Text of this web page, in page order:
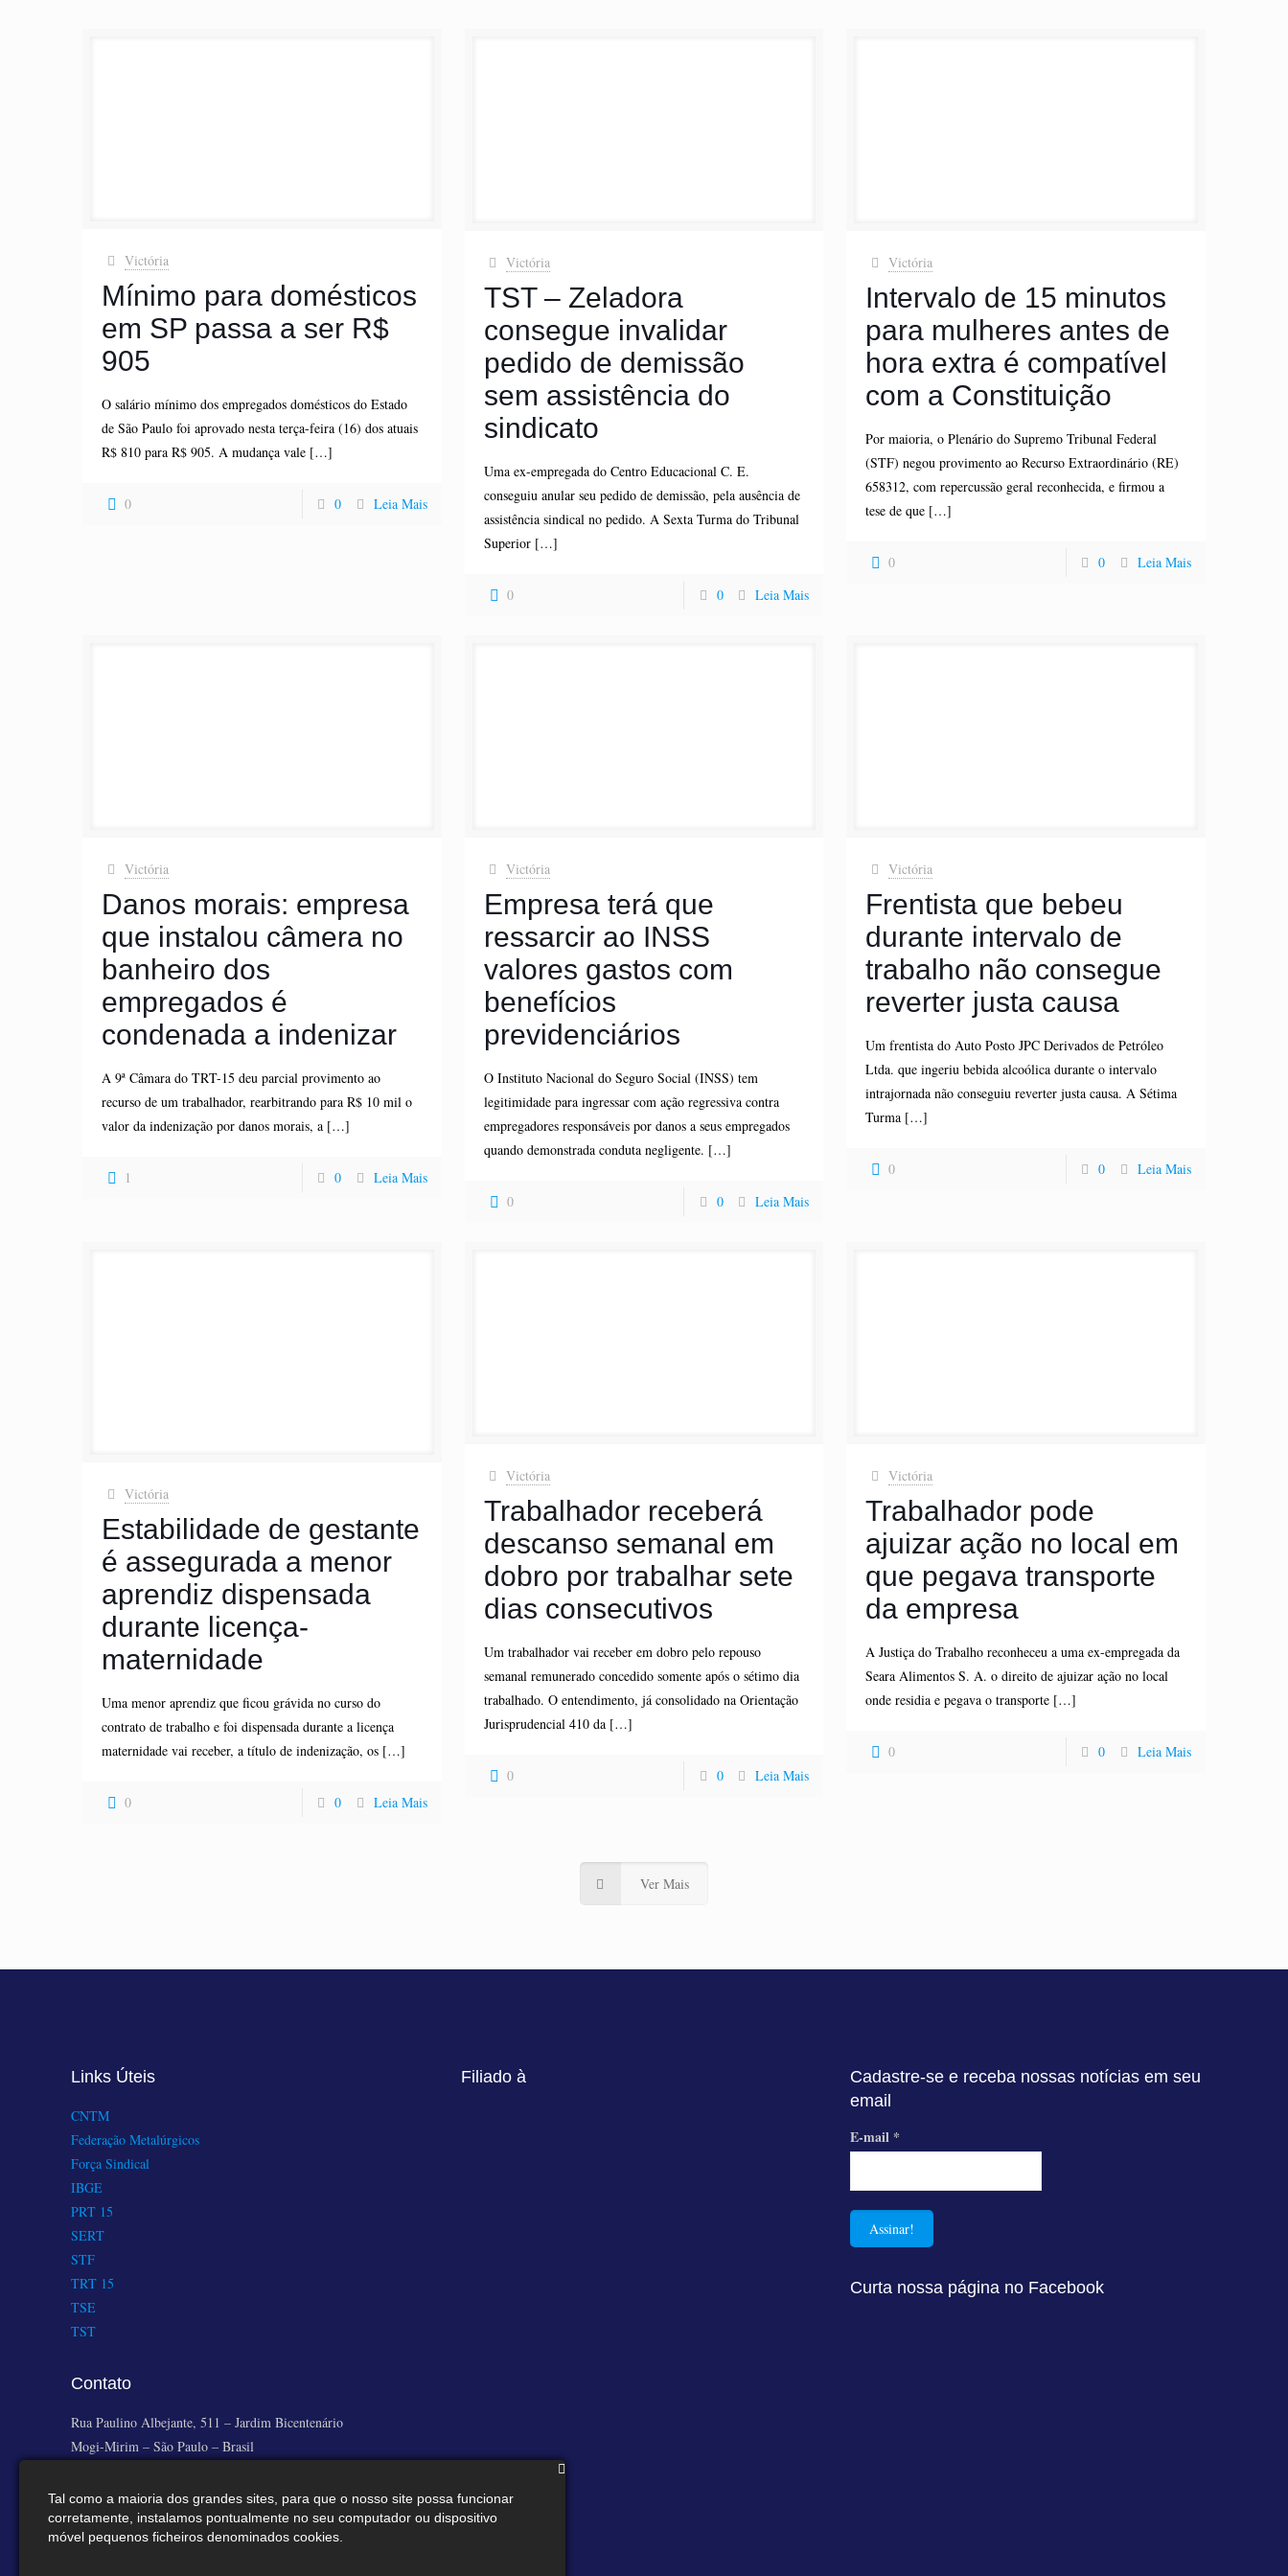
Victória
Mínimo para domésticos
em SP passa a ser R$
905
O salário mínimo dos empregados domésticos do Estado
de São Paulo foi aprovado nesta terça-feira (16) dos atuais
R$ 810 para R$ 905. A mudança vale […]
0 0 Leia Mais
Victória
TST – Zeladora
consegue invalidar
pedido de demissão
sem assistência do
sindicato
Uma ex-empregada do Centro Educacional C. E.
conseguiu anular seu pedido de demissão, pela ausência de
assistência sindical no pedido. A Sexta Turma do Tribunal
Superior[…]
0 0 Leia Mais
Victória
Intervalo de 15 minutos
para mulheres antes de
hora extra é compatível
com a Constituição
Por maioria, o Plenário do Supremo Tribunal Federal
(STF) negou provimento ao Recurso Extraordinário (RE)
658312, com repercussão geral reconhecida, e firmou a
tese de que […]
0 0 Leia Mais
Victória
Danos morais: empresa
que instalou câmera no
banheiro dos
empregados é
condenada a indenizar
A 9ª Câmara do TRT-15 deu parcial provimento ao
recurso de um trabalhador, rearbitrando para R$ 10 mil o
valor da indenização por danos morais, a […]
1 0 Leia Mais
Victória
Empresa terá que
ressarcir ao INSS
valores gastos com
benefícios
previdenciários
O Instituto Nacional do Seguro Social (INSS) tem
legitimidade para ingressar com ação regressiva contra
empregadores responsáveis por danos a seus empregados
quando demonstrada conduta negligente. […]
0 0 Leia Mais
Victória
Frentista que bebeu
durante intervalo de
trabalho não consegue
reverter justa causa
Um frentista do Auto Posto JPC Derivados de Petróleo
Ltda. que ingeriu bebida alcoólica durante o intervalo
intrajornada não conseguiu reverter justa causa. A Sétima
Turma […]
0 0 Leia Mais
Victória
Estabilidade de gestante
é assegurada a menor
aprendiz dispensada
durante licença-
maternidade
Uma menor aprendiz que ficou grávida no curso do
contrato de trabalho e foi dispensada durante a licença
maternidade vai receber, a título de indenização, os […]
0 0 Leia Mais
Victória
Trabalhador receberá
descanso semanal em
dobro por trabalhar sete
dias consecutivos
Um trabalhador vai receber em dobro pelo repouso
semanal remunerado concedido somente após o sétimo dia
trabalhado. O entendimento, já consolidado na Orientação
Jurisprudencial 410 da[…]
0 0 Leia Mais
Victória
Trabalhador pode
ajuizar ação no local em
que pegava transporte
da empresa
A Justiça do Trabalho reconheceu a uma ex-empregada da
Seara Alimentos S. A. o direito de ajuizar ação no local
onde residia e pegava o transporte […]
0 0 Leia Mais
Ver Mais
Links Úteis
CNTM
Federação Metalúrgicos
Força Sindical
IBGE
PRT 15
SERT
STF
TRT 15
TSE
TST
Contato
Rua Paulino Albejante, 511 – Jardim Bicentenário
Mogi-Mirim – São Paulo – Brasil
sindmetmm@hotmail.com
Filiado à
Cadastre-se e receba nossas notícias em seu
email
E-mail *
Curta nossa página no Facebook
Tal como a maioria dos grandes sites, para que o nosso site possa funcionar
corretamente, instalamos pontualmente no seu computador ou dispositivo
móvel pequenos ficheiros denominados cookies.